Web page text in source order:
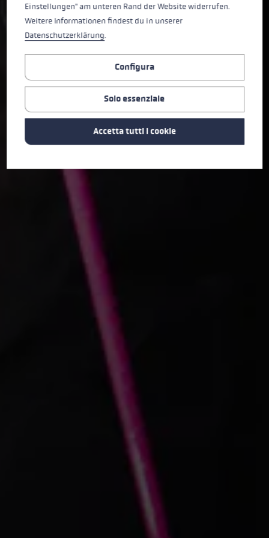
Einstellungen" am unteren Rand der Website widerrufen.
Weitere Informationen findest du in unserer
Datenschutzerklärung.
Configura
Solo essenziale
Accetta tutti i cookie